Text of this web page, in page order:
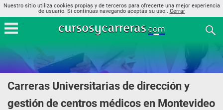
Nuestro sitio utiliza cookies propias y de terceros para ofrecerte una mejor experiencia
de usuario. Si continúas navegando aceptás su uso.. Cerrar
Carreras Universitarias de dirección y
gestión de centros médicos en Montevideo